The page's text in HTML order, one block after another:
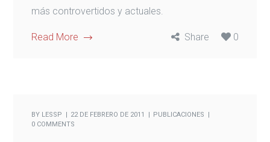
más controvertidos y actuales.
Read More Share 0
BY LESSP 22 DE FEBRERO DE 2011
PUBLICACIONES
0 COMMENTS